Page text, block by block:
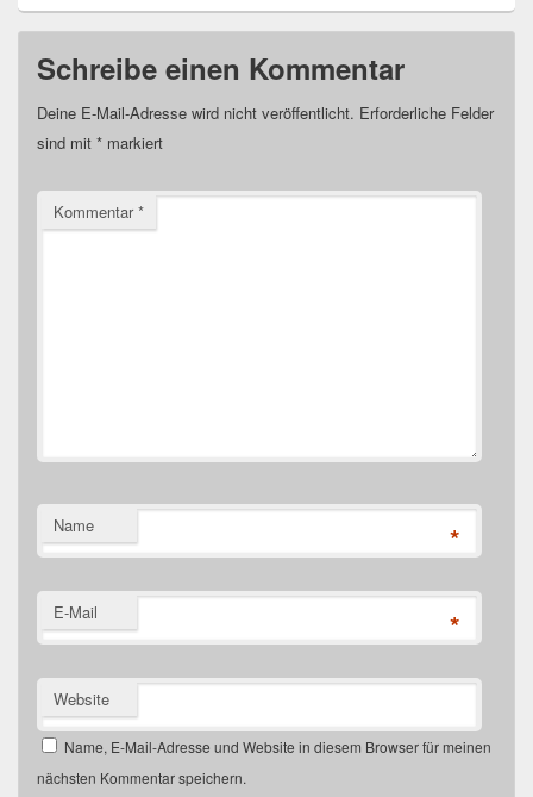
Schreibe einen Kommentar
Deine E-Mail-Adresse wird nicht veröffentlicht. Erforderliche Felder
sind mit * markiert
Kommentar*
Name *
E-Mail *
Website
Name, E-Mail-Adresse und Website in diesem Browser für meinen
nächsten Kommentar speichern.